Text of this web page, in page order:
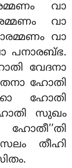
വാ
വാ
വാ
പനാരബ്ഭ.
വേദനാ
ഹോതി
ഹോതി
സുഖം
തീഹി